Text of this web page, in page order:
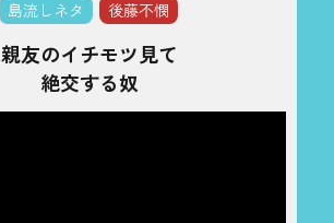
島流しネタ
後藤不憫
親友のイチモツ見て
絶交する奴